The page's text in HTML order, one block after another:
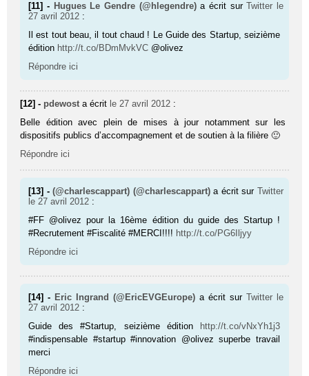
[11] - Hugues Le Gendre (@hlegendre) a écrit surTwitter le
27 avril 2012 :
Il est tout beau, il tout chaud ! Le Guide des Startup, seizième
édition http://t.co/BDmMvkVC @olivez
Répondre ici
[12] - pdewost a écrit le 27 avril 2012 :
Belle édition avec plein de mises à jour notamment sur les
dispositifs publics d’accompagnement et de soutien à la filière 🙂
Répondre ici
[13] -(@charlescappart) (@charlescappart) a écrit sur Twitter
le 27 avril 2012 :
#FF @olivez pour la 16ème édition du guide des Startup !
#Recrutement #Fiscalité #MERCI!!!! http://t.co/PG6Iljyy
Répondre ici
[14] - Eric Ingrand (@EricEVGEurope) a écrit sur Twitter
le
27 avril 2012 :
Guide des #Startup, seizième édition
http://t.co/vNxYh1j3
#indispensable #startup #innovation @olivez superbe travail
merci
Répondre ici